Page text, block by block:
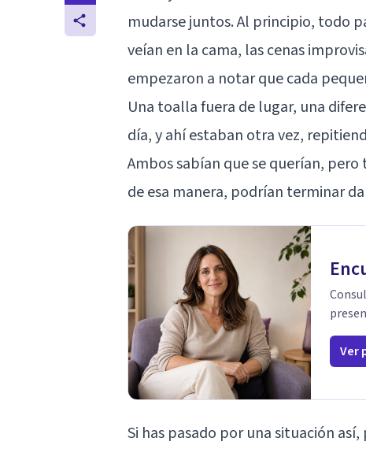
mudarse juntos. Al principio, todo
veían en la cama, las cenas
empezaron a notar que cada
Una toalla fuera de lugar, una
día, y ahí estaban otra vez,
Ambos sabían que se querían,
de esa manera, podrían terminar
Ver
Si has pasado por una situación